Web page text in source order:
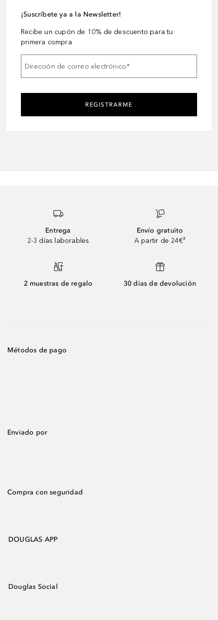
¡Suscríbete ya a la Newsletter!
Recibe un cupón de 10% de descuento para tu
primera compra
Dirección de correo electrónico*
REGISTRARME
Entrega
2-3 días laborables
Envío gratuito
A partir de 24€³
2 muestras de regalo 30 días de devolución
Métodos de pago
Enviado por
Compra con seguridad
DOUGLAS APP
Douglas Social